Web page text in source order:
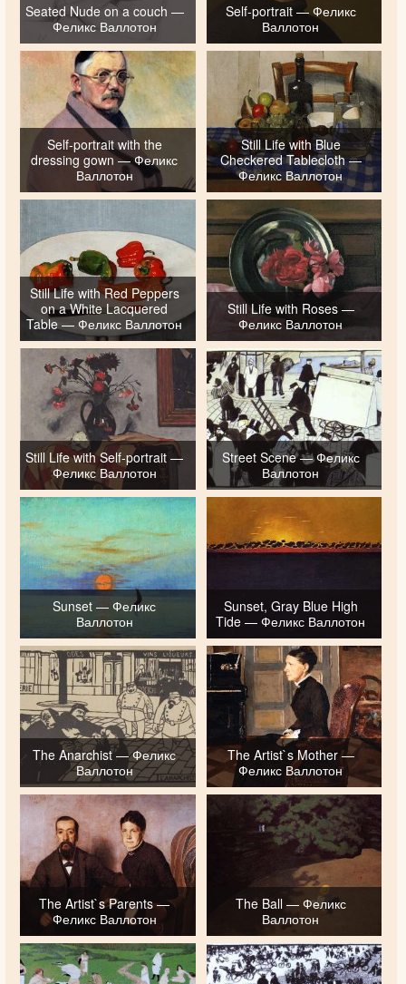
Seated Nude on a couch —
Феликс Валлотон
Self-portrait — Феликс
Валлотон
Self-portrait with the
dressing gown — Феликс
Валлотон
Still Life with Blue
Checkered Tablecloth —
Феликс Валлотон
Still Life with Red Peppers
on a White Lacquered
Table — Феликс Валлотон
Still Life with Roses —
Феликс Валлотон
Still Life with Self-portrait —
Феликс Валлотон
Street Scene — Феликс
Валлотон
Sunset — Феликс
Валлотон
Sunset, Gray Blue High
Tide — Феликс Валлотон
The Anarchist — Феликс
Валлотон
The Artist`s Mother —
Феликс Валлотон
The Artist`s Parents —
Феликс Валлотон
The Ball — Феликс
Валлотон